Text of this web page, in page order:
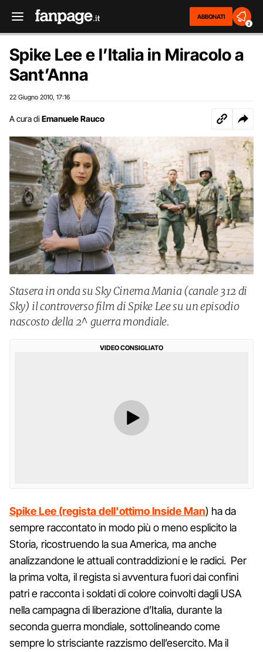
ABBONATI
2
Spike Lee e l’Italia in Miracolo a
Sant’Anna
22 Giugno 2010 17:16
A cura di Emanuele Rauco
Stasera in onda su Sky Cinema Mania (canale 312 di
Sky) il controverso film di Spike Lee su un episodio
nascosto della 2^ guerra mondiale.
VIDEO CONSIGLIATO
Spike Lee (regista dell'ottimo Inside Man) ha da
sempre raccontato in modo più o meno esplicito la
Storia, ricostruendo la sua America, ma anche
analizzandone le attuali contraddizioni e le radici. Per
la prima volta, il regista si avventura fuori dai confini
patri e racconta i soldati di colore coinvolti dagli USA
nella campagna di liberazione d’Italia, durante la
seconda guerra mondiale, sottolineando come
sempre lo strisciante razzismo dell’esercito. Ma il